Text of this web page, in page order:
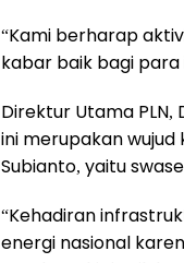
“Kami berharap
kabar baik bagi para
Direktur Utama
ini merupakan wujud
Subianto, yaitu
“Kehadiran
energi nasional